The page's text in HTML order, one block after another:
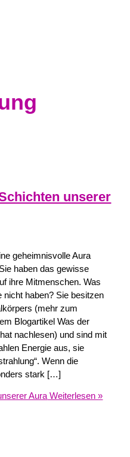
unserer
geheimnisvolle Aura
haben das gewisse
ihre Mitmenschen. Was
nicht haben? Sie besitzen
(mehr zum
Blogartikel Was der
nachlesen) und sind mit
Energie aus, sie
Wenn die
stark […]
AuraWeiterlesen »